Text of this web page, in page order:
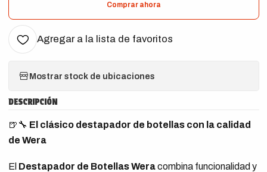
Comprar ahora
Agregar a la lista de favoritos
Mostrar stock de ubicaciones
DESCRIPCIÓN
🍺🔧 El clásico destapador de botellas con la calidad
de Wera
El Destapador de Botellas Weracombina funcionalidad y